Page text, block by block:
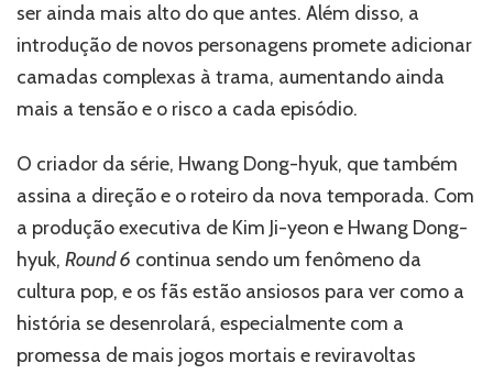
ser ainda mais alto do que antes. Além disso, a
introdução de novos personagens promete adicionar
camadas complexas à trama, aumentando ainda
mais a tensão e o risco a cada episódio.
O criador da série, Hwang Dong-hyuk, que também
assina a direção e o roteiro da nova temporada. Com
a produção executiva de Kim Ji-yeon e Hwang Dong-
hyuk, Round 6 continua sendo um fenômeno da
cultura pop, e os fãs estão ansiosos para ver como a
história se desenrolará, especialmente com a
promessa de mais jogos mortais e reviravoltas